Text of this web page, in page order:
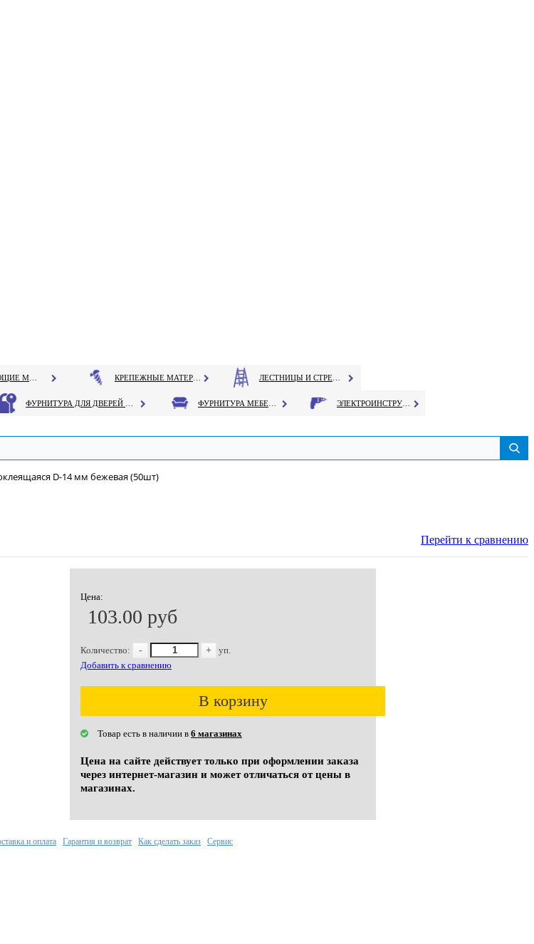
D-14 мм бежевая (50шт)
Перейти к сравнению
Цена:
103.00 руб
Количество: - +
уп.
Добавить к сравнению
В корзину
Товар есть в наличии в 6 магазинах
Цена на сайте действует только при оформлении заказа
через интернет-магазин и может отличаться от цены в
магазинах.
и оплата Гарантия и возврат Как сделать заказ Сервис